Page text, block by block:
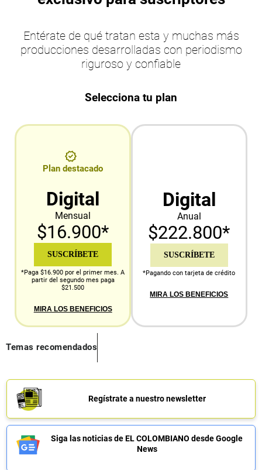
Entérate de qué tratan esta y muchas más
producciones desarrolladas con periodismo
riguroso y confiable
Selecciona tu plan
Plan destacado
Digital
Mensual
$16.900*
SUSCRÍBETE
*Paga $16.900 por el primer mes. A
partir del segundo mes paga
$21.500
MIRA LOS BENEFICIOS
Digital
Anual
$222.800*
SUSCRÍBETE
*Pagando con tarjeta de crédito
MIRA LOS BENEFICIOS
Temas recomendados
Regístrate a nuestro newsletter
Siga las noticias de EL COLOMBIANO desde Google
News